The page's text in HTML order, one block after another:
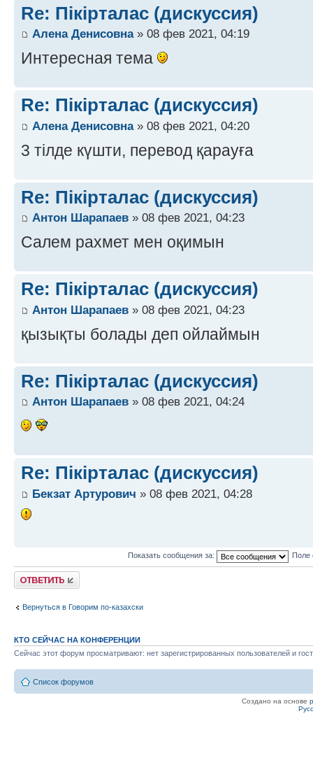
Re: Пікірталас (дискуссия)
Алена Денисовна» 08 фев 2021, 04:19
Интересная тема
Re: Пікірталас (дискуссия)
Алена Денисовна» 08 фев 2021, 04:20
3 тілде күшти, перевод қарауға
Re: Пікірталас (дискуссия)
Антон Шарапаев » 08 фев 2021, 04:23
Салем рахмет мен оқимын
Re: Пікірталас (дискуссия)
Антон Шарапаев » 08 фев 2021, 04:23
қызықты болады деп ойлаймын
Re: Пікірталас (дискуссия)
Антон Шарапаев » 08 фев 2021, 04:24
Re: Пікірталас (дискуссия)
Бекзат Артурович » 08 фев 2021, 04:28
Показать сообщения за: Поле
Ответить
Вернуться в Говорим по-казахски
КТО СЕЙЧАС НА КОНФЕРЕНЦИИ
Сейчас этот форум просматривают: нет зарегистрированных пользователей и
Список форумов
Создано на основе